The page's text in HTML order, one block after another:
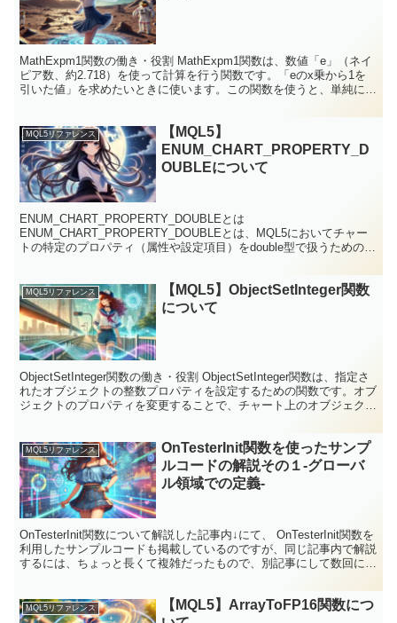
MathExpm1関数の働き・役割 MathExpm1関数は、数値「e」（ネイ
ピア数、約2.718）を使って計算を行う関数です。「eのx乗から1を
引いた値」を求めたいときに使います。この関数を使うと、単純に
MQL5リファレンス
【MQL5】
ENUM_CHART_PROPERTY_D
OUBLEについて
ENUM_CHART_PROPERTY_DOUBLEとは
ENUM_CHART_PROPERTY_DOUBLEとは、MQL5においてチャー
トの特定のプロパティ（属性や設定項目）をdouble型で扱うための識
MQL5リファレンス
【MQL5】ObjectSetInteger関数
について
ObjectSetInteger関数の働き・役割 ObjectSetInteger関数は、指定さ
れたオブジェクトの整数プロパティを設定するための関数です。オブ
ジェクトのプロパティを変更することで、チャート上のオブジェクト
MQL5リファレンス
OnTesterInit関数を使ったサンプ
ルコードの解説その１-グローバ
ル領域での定義-
OnTesterInit関数について解説した記事内↓にて、 OnTesterInit関数を
利用したサンプルコードも掲載しているのですが、同じ記事内で解説
するには、ちょっと長くて複雑だったもので、別記事にして数回に分
MQL5リファレンス
【MQL5】ArrayToFP16関数につ